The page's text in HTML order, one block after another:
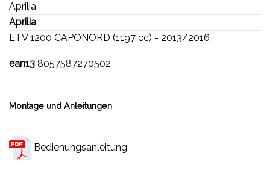
Aprilia
Aprilia
ETV 1200 CAPONORD (1197 cc) - 2013/2016
ean13 8057587270502
Montage und Anleitungen
Bedienungsanleitung